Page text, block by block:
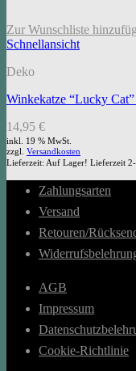
Zur Wunschliste
Schnellansicht
Deko
Winkekatze “Lucky
14,95 €
inkl. 19 % MwSt.
zzgl. Versandkosten
Lieferzeit: Auf Lager! Lieferzeit 2-
Zahlungsarten
Versand
Retouren/
AGB
Impressum
Cookie-Richtlinie